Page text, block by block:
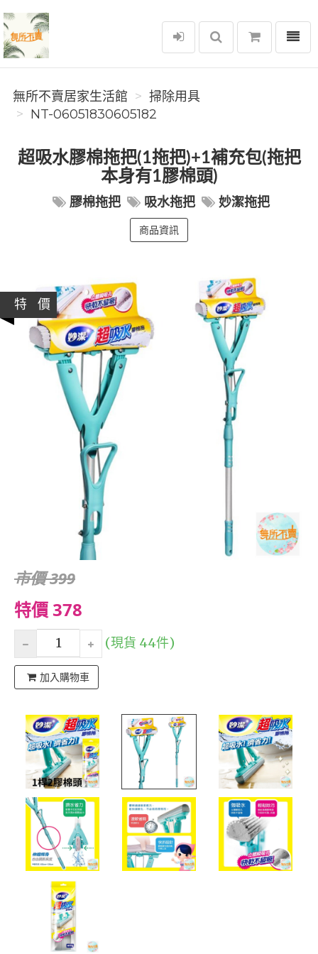
無所不賣居家生活館
選單
無所不賣居家生活館
掃除用具
NT-06051830605182
超吸水膠棉拖把(1拖把)+1補充包(拖把
本身有1膠棉頭)
膠棉拖把 吸水拖把 妙潔拖把
商品資訊
特 價
市價 399
特價 378
(現貨 44件)
加入購物車